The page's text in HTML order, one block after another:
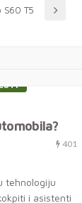
S60 T5
401
tehnologiju
i asistenti